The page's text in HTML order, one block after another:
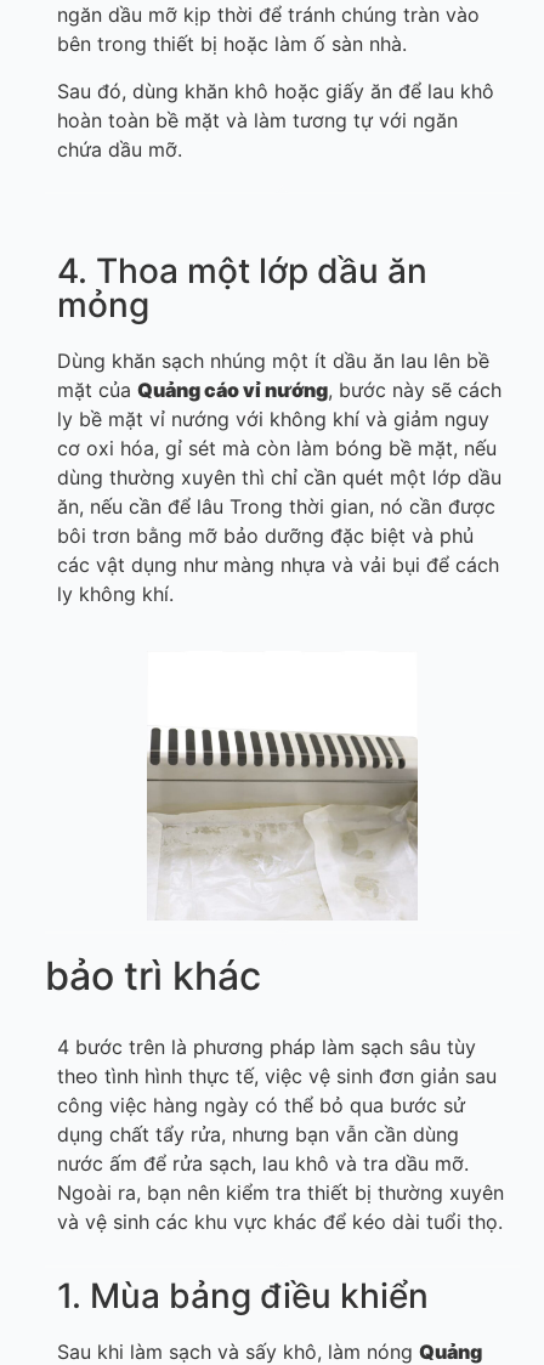
ngăn dầu mỡ kịp thời để tránh chúng tràn vào
bên trong thiết bị hoặc làm ố sàn nhà.
Sau đó, dùng khăn khô hoặc giấy ăn để lau khô
hoàn toàn bề mặt và làm tương tự với ngăn
chứa dầu mỡ.
4. Thoa một lớp dầu ăn
mỏng
Dùng khăn sạch nhúng một ít dầu ăn lau lên bề
mặt của Quảng cáovỉ nướng, bước này sẽ cách
ly bề mặt vỉ nướng với không khí và giảm nguy
cơ oxi hóa, gỉ sét mà còn làm bóng bề mặt, nếu
dùng thường xuyên thì chỉ cần quét một lớp dầu
ăn, nếu cần để lâu Trong thời gian, nó cần được
bôi trơn bằng mỡ bảo dưỡng đặc biệt và phủ
các vật dụng như màng nhựa và vải bụi để cách
ly không khí.
bảo trì khác
4 bước trên là phương pháp làm sạch sâu tùy
theo tình hình thực tế, việc vệ sinh đơn giản sau
công việc hàng ngày có thể bỏ qua bước sử
dụng chất tẩy rửa, nhưng bạn vẫn cần dùng
nước ấm để rửa sạch, lau khô và tra dầu mỡ.
Ngoài ra, bạn nên kiểm tra thiết bị thường xuyên
và vệ sinh các khu vực khác để kéo dài tuổi thọ.
1. Mùa bảng điều khiển
Sau khi làm sạch và sấy khô, làm nóng Quảng